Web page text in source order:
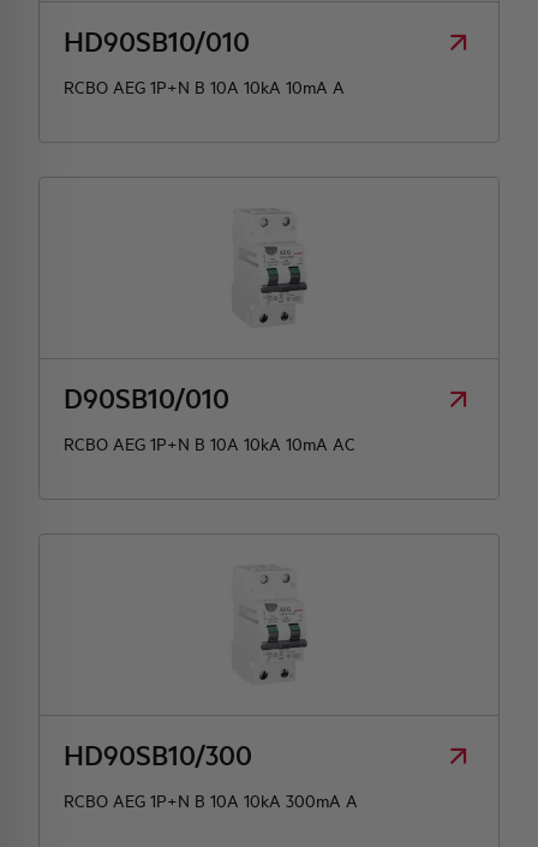
HD90SB10/010
RCBO AEG 1P+N B 10A 10kA 10mA A
D90SB10/010
RCBO AEG 1P+N B 10A 10kA 10mA AC
HD90SB10/300
RCBO AEG 1P+N B 10A 10kA 300mA A